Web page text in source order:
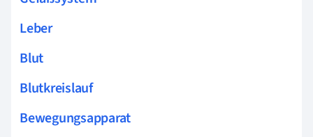
Leber
Blut
Blutkreislauf
Bewegungsapparat